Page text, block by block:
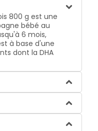
800 g est une
bébé au
6 mois,
à base d'une
dont la DHA